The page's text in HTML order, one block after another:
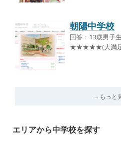
朝陽中学校
回答：13歳男子
★★★★★(大満
→もっと
エリアから中学校を探す